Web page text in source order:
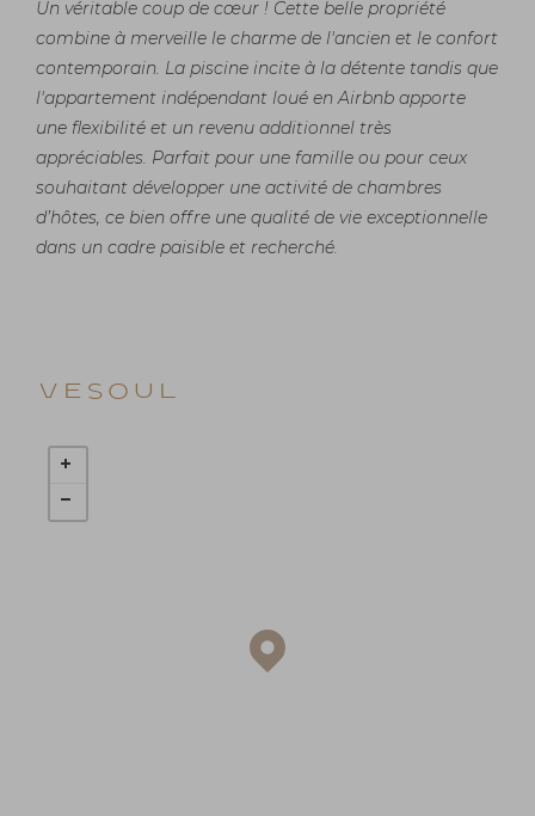
Un véritable coup de cœur ! Cette belle propriété
combine à merveille le charme de l'ancien et le confort
contemporain. La piscine incite à la détente tandis que
l'appartement indépendant loué en Airbnb apporte
une flexibilité et un revenu additionnel très
appréciables. Parfait pour une famille ou pour ceux
souhaitant développer une activité de chambres
d’hôtes, ce bien offre une qualité de vie exceptionnelle
dans un cadre paisible et recherché.
Vesoul